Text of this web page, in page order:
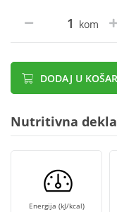
kom
DODAJ U
Nutritivna
Energija (kJ/kcal)